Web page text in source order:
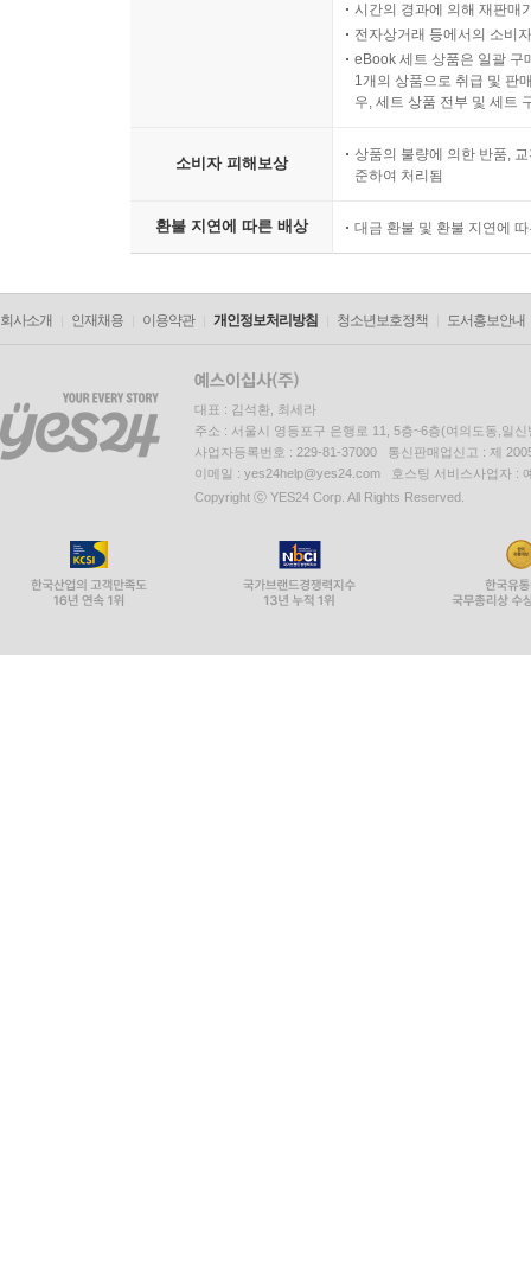
시간의 경과에 의해 재판매
전자상거래 등에서의 소비
eBook 세트 상품은 일괄 구
1개의 상품으로 취급 및 판
우, 세트 상품 전부 및 세트
소비자 피해보상
상품의 불량에 의한 반품,
준하여 처리됨
환불 지연에 따른 배상 대금 환불 및 환불 지연에
회사소개 인재채용 이용약관 개인정보처리방침 청소년보호정책 도서홍보안내
대표 : 김석환, 최세라
주소 : 서울시 영등포구 은행로 11, 5층~6층(여의도동,일신
사업자등록번호 : 229-81-37000 통신판매업신고 : 제
이메일 : yes24help@yes24.com 호스팅 서비스사업자 :
Copyright ⓒ YES24 Corp. All Rights Reserved.